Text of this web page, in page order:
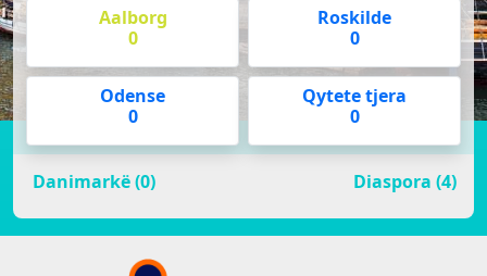
Aalborg
0
Roskilde
0
Odense
0
Qytete tjera
0
Danimarkë (0) Diaspora (4)